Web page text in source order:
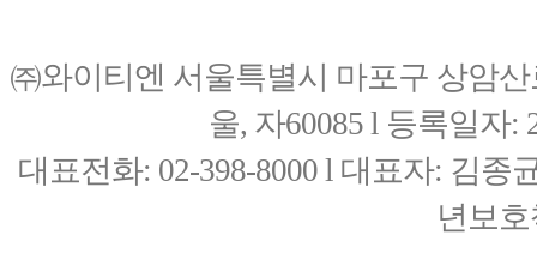
㈜와이티엔 서울특별시 마포구 상암
울, 자60085 l 등록일자:
대표전화: 02-398-8000 l 대표자: 김종
년보